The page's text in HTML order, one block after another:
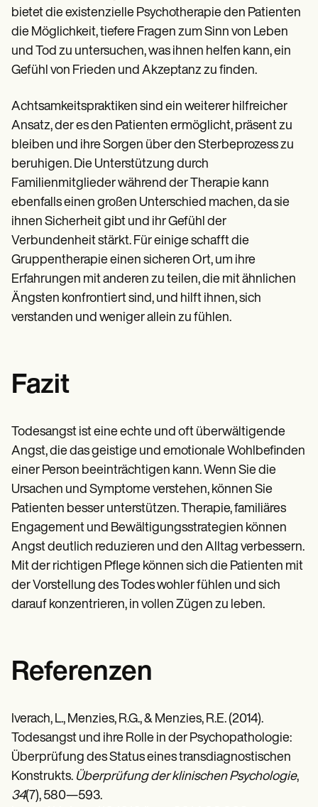
bietet die existenzielle Psychotherapie den Patienten
die Möglichkeit, tiefere Fragen zum Sinn von Leben
und Tod zu untersuchen, was ihnen helfen kann, ein
Gefühl von Frieden und Akzeptanz zu finden.
Achtsamkeitspraktiken sind ein weiterer hilfreicher
Ansatz, der es den Patienten ermöglicht, präsent zu
bleiben und ihre Sorgen über den Sterbeprozess zu
beruhigen. Die Unterstützung durch
Familienmitglieder während der Therapie kann
ebenfalls einen großen Unterschied machen, da sie
ihnen Sicherheit gibt und ihr Gefühl der
Verbundenheit stärkt. Für einige schafft die
Gruppentherapie einen sicheren Ort, um ihre
Erfahrungen mit anderen zu teilen, die mit ähnlichen
Ängsten konfrontiert sind, und hilft ihnen, sich
verstanden und weniger allein zu fühlen.
Fazit
Todesangst ist eine echte und oft überwältigende
Angst, die das geistige und emotionale Wohlbefinden
einer Person beeinträchtigen kann. Wenn Sie die
Ursachen und Symptome verstehen, können Sie
Patienten besser unterstützen. Therapie, familiäres
Engagement und Bewältigungsstrategien können
Angst deutlich reduzieren und den Alltag verbessern.
Mit der richtigen Pflege können sich die Patienten mit
der Vorstellung des Todes wohler fühlen und sich
darauf konzentrieren, in vollen Zügen zu leben.
Referenzen
Iverach, L., Menzies, R.G., & Menzies, R.E. (2014).
Todesangst und ihre Rolle in der Psychopathologie:
Überprüfung des Status eines transdiagnostischen
Konstrukts. Überprüfung der klinischen Psychologie,
34(7), 580—593.